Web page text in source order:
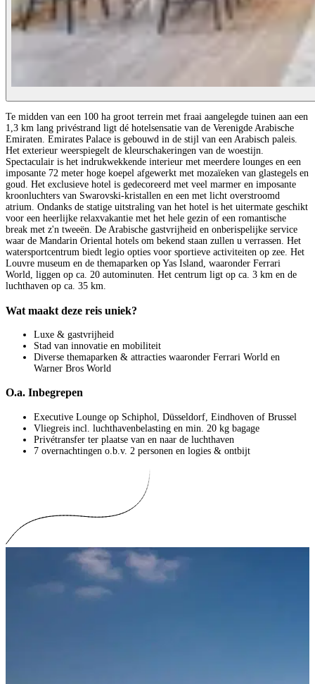
Te midden van een 100 ha groot terrein met fraai aangelegde tuinen aan een
1,3 km lang privéstrand ligt dé hotelsensatie van de Verenigde Arabische
Emiraten. Emirates Palace is gebouwd in de stijl van een Arabisch paleis.
Het exterieur weerspiegelt de kleurschakeringen van de woestijn.
Spectaculair is het indrukwekkende interieur met meerdere lounges en een
imposante 72 meter hoge koepel afgewerkt met mozaïeken van glastegels en
goud. Het exclusieve hotel is gedecoreerd met veel marmer en imposante
kroonluchters van Swarovski-kristallen en een met licht overstroomd
atrium. Ondanks de statige uitstraling van het hotel is het uitermate geschikt
voor een heerlijke relaxvakantie met het hele gezin of een romantische
break met z'n tweeën. De Arabische gastvrijheid en onberispelijke service
waar de Mandarin Oriental hotels om bekend staan zullen u verrassen. Het
watersportcentrum biedt legio opties voor sportieve activiteiten op zee. Het
Louvre museum en de themaparken op Yas Island, waaronder Ferrari
World, liggen op ca. 20 autominuten. Het centrum ligt op ca. 3 km en de
luchthaven op ca. 35 km.
Wat maakt deze reis uniek?
Luxe & gastvrijheid
Stad van innovatie en mobiliteit
Diverse themaparken & attracties waaronder Ferrari World en
Warner Bros World
O.a. Inbegrepen
Executive Lounge op Schiphol, Düsseldorf, Eindhoven of Brussel
Vliegreis incl. luchthavenbelasting en min. 20 kg bagage
Privétransfer ter plaatse van en naar de luchthaven
7 overnachtingen o.b.v. 2 personen en logies & ontbijt